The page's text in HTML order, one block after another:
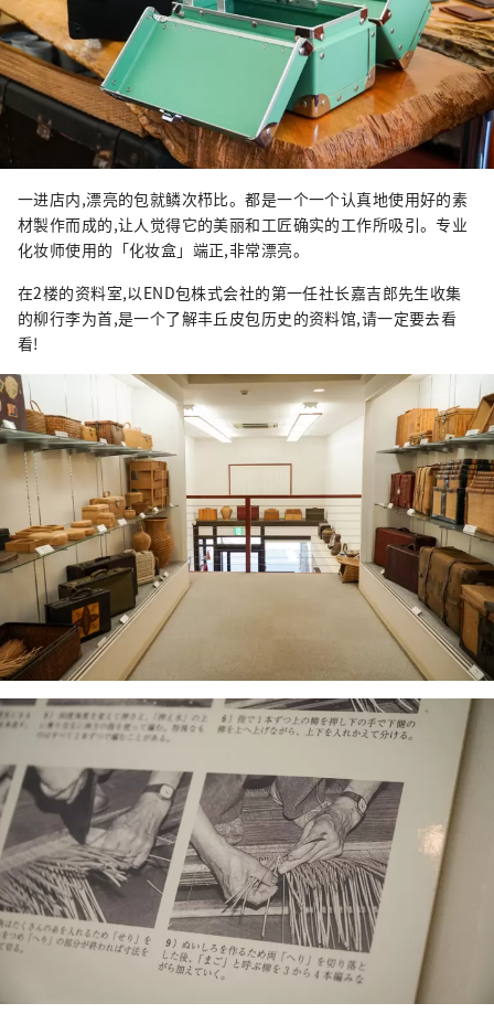
一进店内,漂亮的包就鳞次栉比。都是一个一个认真地使用好的素
材製作而成的,让人觉得它的美丽和工匠确实的工作所吸引。专业
化妆师使用的「化妆盒」端正,非常漂亮。
在2楼的资料室,以END包株式会社的第一任社长嘉吉郎先生收集
的柳行李为首,是一个了解丰丘皮包历史的资料馆,请一定要去看
看!